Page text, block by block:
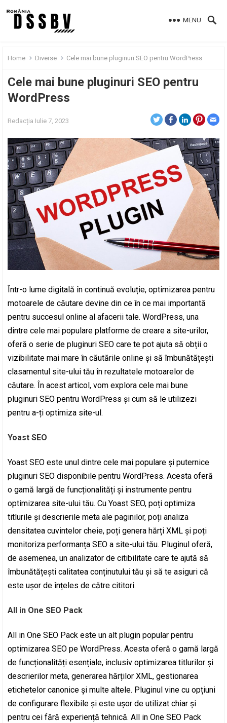
MENU
Home Diverse Cele mai bune pluginuri SEO pentru WordPress
Cele mai bune pluginuri SEO pentru
WordPress
Redacția Iulie 7, 2023
Într-o lume digitală în continuă evoluție, optimizarea pentru
motoarele de căutare devine din ce în ce mai importantă
pentru succesul online al afacerii tale. WordPress, una
dintre cele mai populare platforme de creare a site-urilor,
oferă o serie de pluginuri SEO care te pot ajuta să obții o
vizibilitate mai mare în căutările online și să îmbunătățești
clasamentul site-ului tău în rezultatele motoarelor de
căutare. În acest articol, vom explora cele mai bune
pluginuri SEO pentru WordPress și cum să le utilizezi
pentru a-ți optimiza site-ul.
Yoast SEO
Yoast SEO este unul dintre cele mai populare și puternice
pluginuri SEO disponibile pentru WordPress. Acesta oferă
o gamă largă de funcționalități și instrumente pentru
optimizarea site-ului tău. Cu Yoast SEO, poți optimiza
titlurile și descrierile meta ale paginilor, poți analiza
densitatea cuvintelor cheie, poți genera hărți XML și poți
monitoriza performanța SEO a site-ului tău. Pluginul oferă,
de asemenea, un analizator de citibilitate care te ajută să
îmbunătățești calitatea conținutului tău și să te asiguri că
este ușor de înțeles de către cititori.
All in One SEO Pack
All in One SEO Pack este un alt plugin popular pentru
optimizarea SEO pe WordPress. Acesta oferă o gamă largă
de funcționalități esențiale, inclusiv optimizarea titlurilor și
descrierilor meta, generarea hărților XML, gestionarea
etichetelor canonice și multe altele. Pluginul vine cu opțiuni
de configurare flexibile și este ușor de utilizat chiar și
pentru cei fără experiență tehnică. All in One SEO Pack